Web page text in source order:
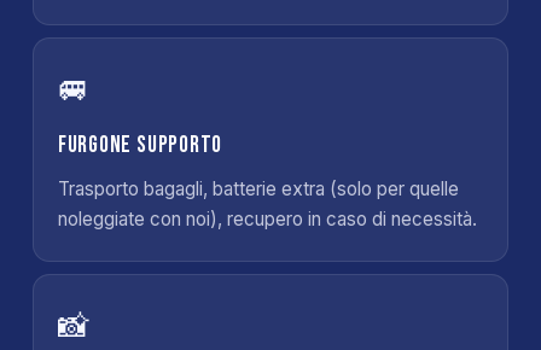
🚐
Furgone supporto
Trasporto bagagli, batterie extra (solo per quelle
noleggiate con noi), recupero in caso di necessità.
📸